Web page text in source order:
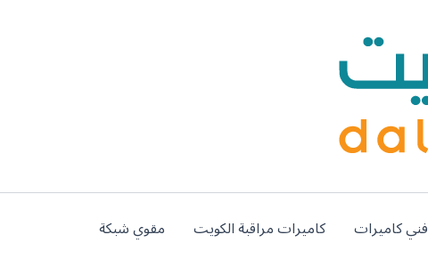
فني كاميرات كاميرات مراقبة الكويت مقوي شبكة